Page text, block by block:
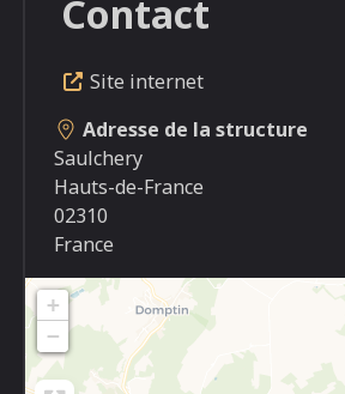
Contact
Site internet
Adresse de la structure
Saulchery
Hauts-de-France
02310
France
+
−